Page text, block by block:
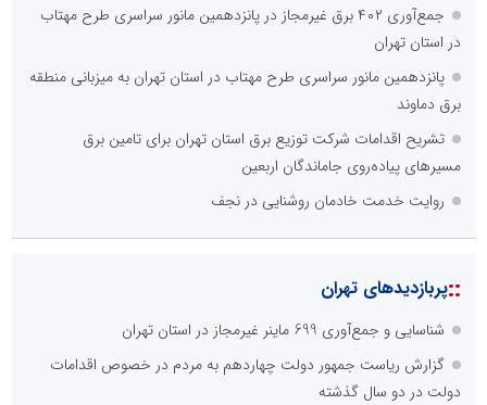
جمع‌آوری ۴۰۲ برق غیرمجاز در پانزدهمین مانور سراسری طرح مهتاب
در استان تهران
پانزدهمین مانور سراسری طرح مهتاب در استان تهران به میزبانی منطقه
برق دماوند
تشریح اقدامات شرکت توزیع برق استان تهران برای تامین برق
مسیرهای پیاده‌روی جاماندگان اربعین
روایت خدمت خادمان روشنایی در نجف
::پربازدیدهای تهران
شناسایی و جمع‌آوری 699 ماینر غیرمجاز در استان تهران
گزارش ریاست جمهور دولت چهاردهم به مردم در خصوص اقدامات
دولت در دو سال گذشته